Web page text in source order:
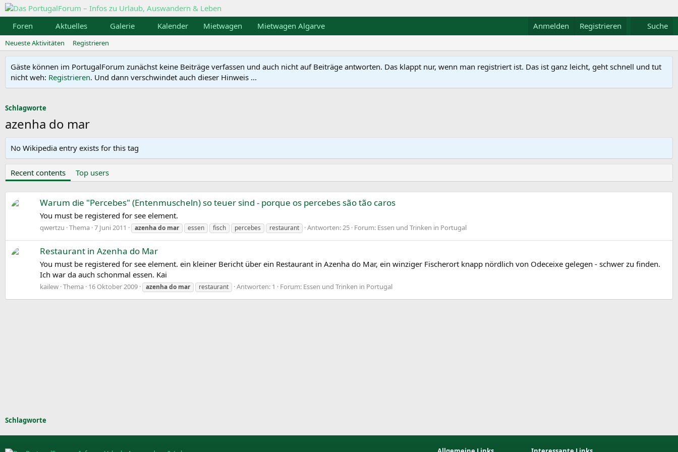
Foren Aktuelles Galerie Kalender Mietwagen Mietwagen Algarve Anmelden Registrieren Suche
Neueste Aktivitäten Registrieren
Gäste können im PortugalForum zunächst keine Beiträge verfassen und auch nicht auf Beiträge antworten. Das klappt nur, wenn man registriert ist. Das ist ganz leicht, geht schnell und tut
nicht weh: Registrieren. Und dann verschwindet auch dieser Hinweis ...
Schlagworte
azenha do mar
No Wikipedia entry exists for this tag
Recent contents Top users
Warum die "Percebes" (Entenmuscheln) so teuer sind - porque os percebes são tão caros
You must be registered for see element.
qwertzu Thema 7 Juni 2011 azenhado mar essen fisch percebes restaurant Antworten: 25 Forum: Essen und Trinken in Portugal
Restaurant in Azenha do Mar
You must be registered for see element. ein kleiner Bericht über ein Restaurant in Azenha do Mar, ein winziger Fischerort knapp nördlich von Odeceixe gelegen - schwer zu finden.
Ich war da auch schonmal essen. Kai
kailew Thema 16 Oktober 2009 azenhado mar restaurant Antworten: 1 Forum: Essen und Trinken in Portugal
Schlagworte